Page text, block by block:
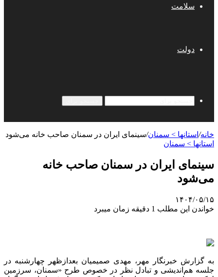
سلامت
دولت
خانه/ استانها > سمنان/سینمای ایران در سمنان صاحب خانه می‌شود
استانها > سمنان
سینمای ایران در سمنان صاحب خانه
می‌شود
۱۴۰۴/۰۵/۱۵
خواندن این مطلب 1 دقیقه زمان میبرد
به گزارش خبرنگار مهر، مهدی صمیمیان بعدازظهر چهارشنبه در
جلسه هم‌اندیشی و تبادل نظر در خصوص طرح «سمنان، سرزمین